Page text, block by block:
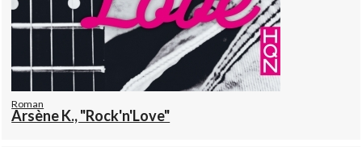
Roman
Arsène K., "Rock'n'Love"